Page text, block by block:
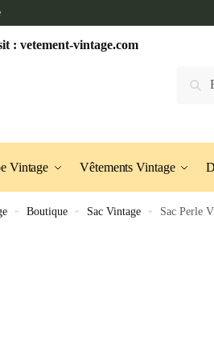
Vintage Vêtements Vintage
» Boutique » Sac Vintage » Sac Perle